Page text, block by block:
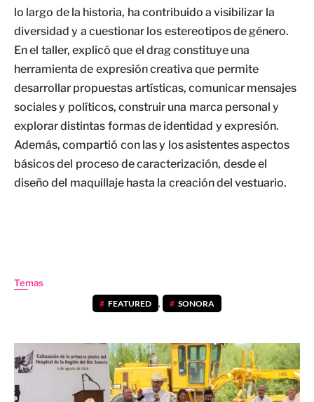
lo largo de la historia, ha contribuido a visibilizar la
diversidad y a cuestionar los estereotipos de género.
En el taller, explicó que el drag constituye una
herramienta de expresión creativa que permite
desarrollar propuestas artísticas, comunicar mensajes
sociales y políticos, construir una marca personal y
explorar distintas formas de identidad y expresión.
Además, compartió con las y los asistentes aspectos
básicos del proceso de caracterización, desde el
diseño del maquillaje hasta la creación del vestuario.
Temas
FEATURED , SONORA